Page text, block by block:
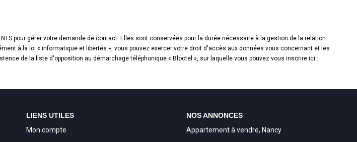
pour gérer votre demande de contact. Elles sont conservées pour la durée nécessaire à la gestion de la relation
à la loi « informatique et libertés », vous pouvez exercer votre droit d'accès aux données vous concernant et les
de la liste d'opposition au démarchage téléphonique « Bloctel », sur laquelle vous pouvez vous inscrire ici :
LIENS UTILES
Mon compte
NOS ANNONCES
Appartement à vendre, Nancy